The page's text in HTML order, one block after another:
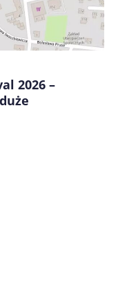
podczas
2026 –